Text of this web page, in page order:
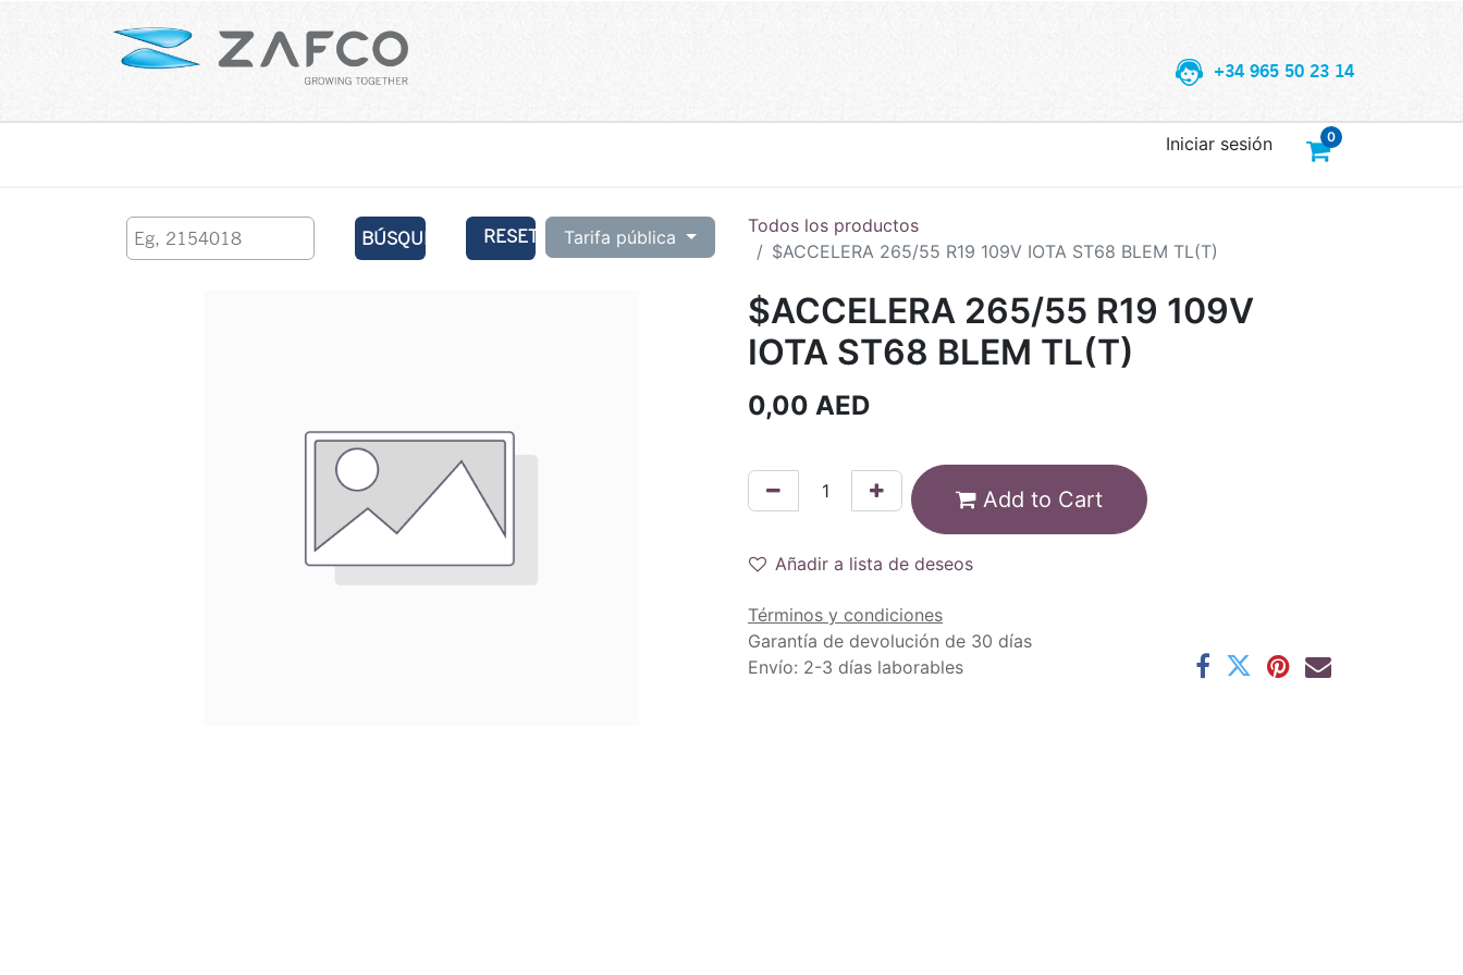
+34 965 50 23 14
0
Iniciar sesión
BÚSQUEDA RESET Tarifa pública
Todos los productos
$ACCELERA 265/55 R19 109V IOTA ST68 BLEM TL(T)
$ACCELERA 265/55 R19 109V
IOTA ST68 BLEM TL(T)
0,00 AED
Add to Cart
Añadir a lista de deseos
Términos y condiciones
Garantía de devolución de 30 días
Envío: 2-3 días laborables